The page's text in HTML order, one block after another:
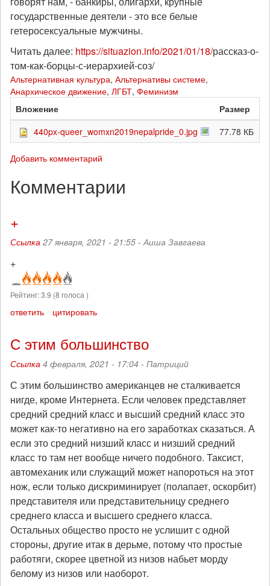
государственные деятели - это все белые
гетеросексуальные мужчины.
Читать далее: https://situazion.info/2021/01/18/рассказ-о-
том-как-борцы-с-иерархией-соз/
Альтернативная культура, Альтернативы системе,
Анархическое движение, ЛГБТ, Феминизм
Вложение
Размер
440px-queer_womxn2019nepalpride_0.jpg
77.78 КБ
Добавить комментарий
Комментарии
+
Ссылка 27 января, 2021 - 21:55 -Аиша Завгаева
+
Рейтинг:3.9 (8 голоса )
ответить цитировать
С этим большинство
Ссылка 4 февраля, 2021 - 17:04 - Патриций
С этим большинство американцев не сталкивается
нигде, кроме Интернета. Если человек представляет
средний средний класс и высший средний класс это
может как-то негативно на его заработках сказаться. А
если это средний низший класс и низший средний
класс то там нет вообще ничего подобного. Таксист,
автомеханик или служащий может напороться на этот
нож, если только дискриминирует (полапает, оскорбит)
представителя или представительницу среднего
среднего класса и высшего среднего класса.
Остальных общество просто не услишит с одной
стороны, другие итак в дерьме, потому что простые
работяги, скорее цветной из низов набьет морду
белому из низов или наоборот.